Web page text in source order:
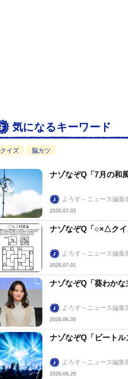
気になるキーワード
クイズ 脳カツ
ナゾなぞQ「7月の和
よろず～ニュース編集
2026.07.02
ナゾなぞQ「○×△クイ
よろず～ニュース編集
2026.07.01
ナゾなぞQ「葵わかな
よろず～ニュース編集
2026.06.30
ナゾなぞQ「ビートル
よろず～ニュース編集
2026.06.29